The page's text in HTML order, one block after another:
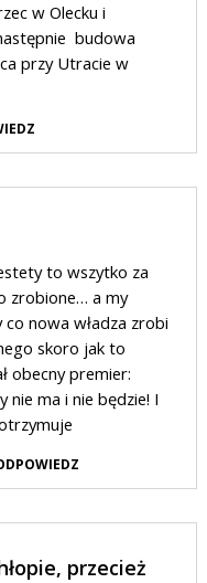
w Olecku i
budowa
przy Utracie w
to wszytko za
zrobione… a my
co nowa władza zrobi
skoro jak to
obecny premier:
nie ma i nie będzie! I
przecież